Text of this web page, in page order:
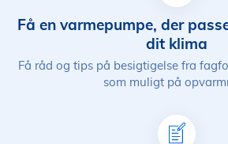
Få en varmepumpe, der
dit klima
Få råd og tips på besigtigelse fra
som muligt på